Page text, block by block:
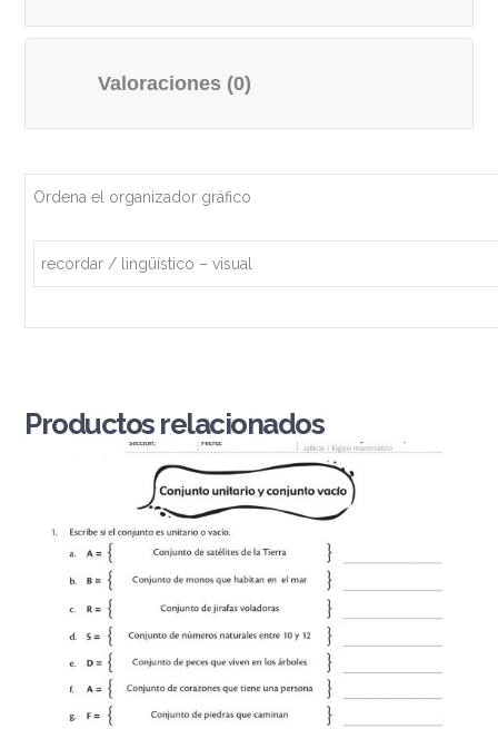
Valoraciones (0)
Ordena el organizador gráfico
recordar / lingüístico – visual
Productos relacionados